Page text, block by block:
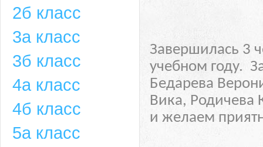
Завершилась 3
учебном году.
Бедарева
Вика, Родичева
и желаем
2б класс
3а класс
3б класс
4а класс
4б класс
5а класс